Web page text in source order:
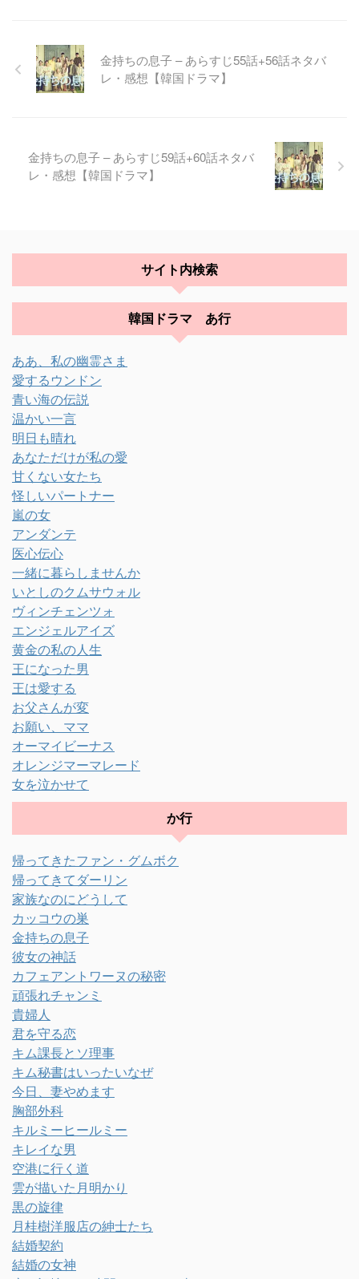
金持ちの息子 – あらすじ55話+56話ネタバ
レ・感想【韓国ドラマ】
金持ちの息子 – あらすじ59話+60話ネタバ
レ・感想【韓国ドラマ】
サイト内検索
韓国ドラマ あ行
ああ、私の幽霊さま
愛するウンドン
青い海の伝説
温かい一言
明日も晴れ
あなただけが私の愛
甘くない女たち
怪しいパートナー
嵐の女
アンダンテ
医心伝心
一緒に暮らしませんか
いとしのクムサウォル
ヴィンチェンツォ
エンジェルアイズ
黄金の私の人生
王になった男
王は愛する
お父さんが変
お願い、ママ
オーマイビーナス
オレンジマーマレード
女を泣かせて
か行
帰ってきたファン・グムボク
帰ってきてダーリン
家族なのにどうして
カッコウの巣
金持ちの息子
彼女の神話
カフェアントワーヌの秘密
頑張れチャンミ
貴婦人
君を守る恋
キム課長とソ理事
キム秘書はいったいなぜ
今日、妻やめます
胸部外科
キルミーヒールミー
キレイな男
空港に行く道
雲が描いた月明かり
黒の旋律
月桂樹洋服店の紳士たち
結婚契約
結婚の女神